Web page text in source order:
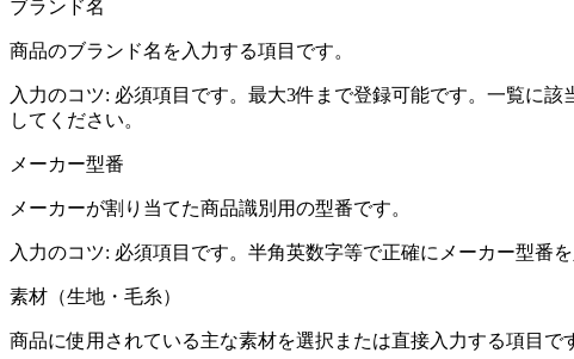
ブランド名
商品のブランド名を入力する項目です。
入力のコツ: 必須項目です。最大3件まで登録可能です。一覧に
してください。
メーカー型番
メーカーが割り当てた商品識別用の型番です。
入力のコツ: 必須項目です。半角英数字等で正確にメーカー型番
素材（生地・毛糸）
商品に使用されている主な素材を選択または直接入力する項目で